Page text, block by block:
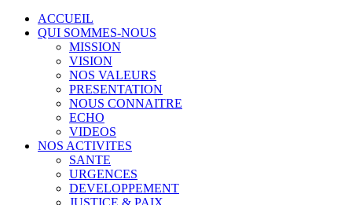
ACCUEIL
QUI SOMMES-NOUS
MISSION
VISION
NOS VALEURS
PRESENTATION
NOUS CONNAITRE
ECHO
VIDEOS
NOS ACTIVITES
SANTE
URGENCES
DEVELOPPEMENT